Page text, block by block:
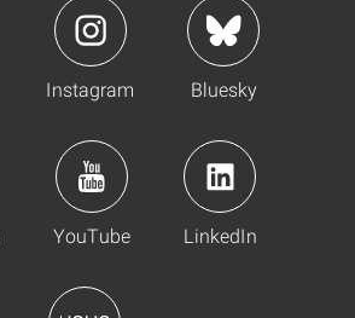
Instagram Bluesky
YouTube LinkedIn